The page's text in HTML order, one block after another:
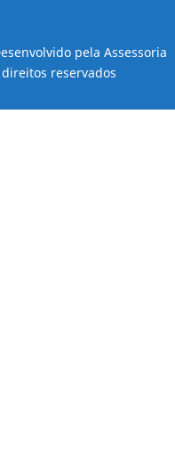
pela Assessoria
reservados